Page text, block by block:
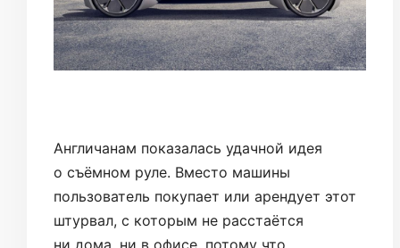
Англичанам показалась удачной идея
о съёмном руле. Вместо машины
пользователь покупает или арендует этот
штурвал, с которым не расстаётся
ни дома, ни в офисе, потому что